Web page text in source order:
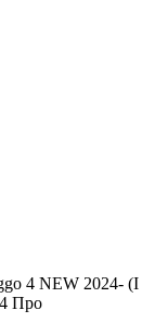
4 NEW 2024- (I
Про